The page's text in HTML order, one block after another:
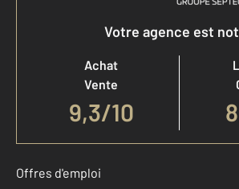
Votre agence est
Achat
Vente
9,3/10
Offres d'emploi